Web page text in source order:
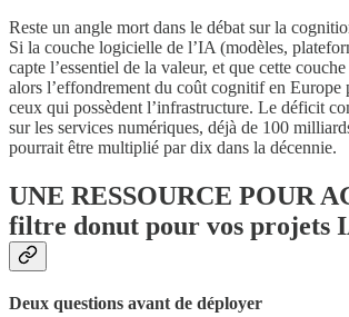
Reste un angle mort dans le débat sur la
Si la couche logicielle de l’IA (modèles,
capte l’essentiel de la valeur, et que cette
alors l’effondrement du coût cognitif en Europe
ceux qui possèdent l’infrastructure. Le déficit
sur les services numériques, déjà de 100
pourrait être multiplié par dix dans la décennie.
UNE RESSOURCE POUR
filtre donut pour vos projets
Deux questions avant de déployer